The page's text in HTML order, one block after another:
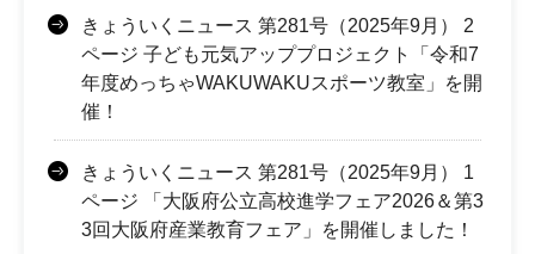
きょういくニュース 第281号（2025年9月） 2
ページ 子ども元気アッププロジェクト「令和7
年度めっちゃWAKUWAKUスポーツ教室」を開
催！
きょういくニュース 第281号（2025年9月） 1
ページ 「大阪府公立高校進学フェア2026＆第3
3回大阪府産業教育フェア」を開催しました！